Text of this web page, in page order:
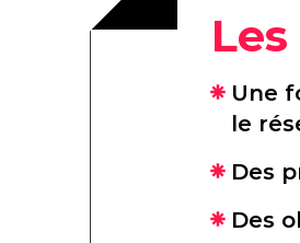
Une
le
Des
Des